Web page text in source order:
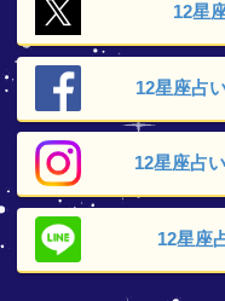
12星
12星座占
12星座占
12星座